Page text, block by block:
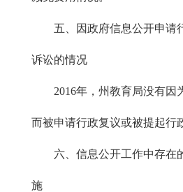
五、因政府信息公开申请
诉讼的情况
2016年，州教育局没有因
而被申请行政复议或被提起行
六、信息公开工作中存在
施